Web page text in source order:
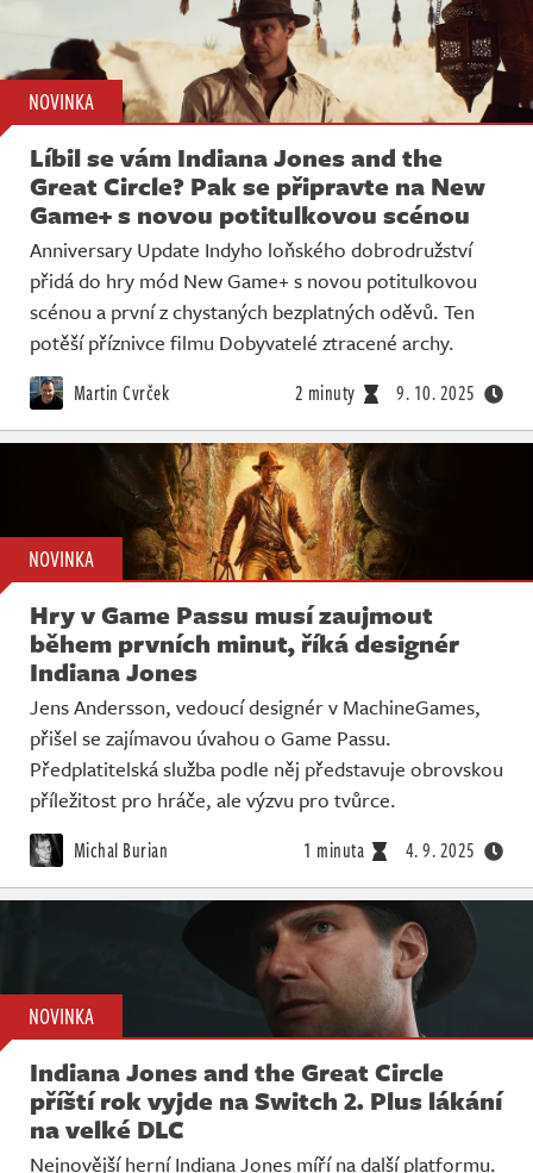
NOVINKA
Líbil se vám Indiana Jones and the
Great Circle? Pak se připravte na New
Game+ s novou potitulkovou scénou
Anniversary Update Indyho loňského dobrodružství
přidá do hry mód New Game+ s novou potitulkovou
scénou a první z chystaných bezplatných oděvů. Ten
potěší příznivce filmu Dobyvatelé ztracené archy.
Martin Cvrček 2 minuty 9. 10. 2025
NOVINKA
Hry v Game Passu musí zaujmout
během prvních minut, říká designér
Indiana Jones
Jens Andersson, vedoucí designér v MachineGames,
přišel se zajímavou úvahou o Game Passu.
Předplatitelská služba podle něj představuje obrovskou
příležitost pro hráče, ale výzvu pro tvůrce.
Michal Burian 1 minuta 4. 9. 2025
NOVINKA
Indiana Jones and the Great Circle
příští rok vyjde na Switch 2. Plus lákání
na velké DLC
Nejnovější herní Indiana Jones míří na další platformu.